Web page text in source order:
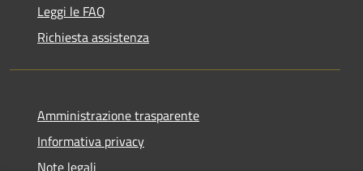
Leggi le FAQ
Richiesta assistenza
Amministrazione trasparente
Informativa privacy
Note legali